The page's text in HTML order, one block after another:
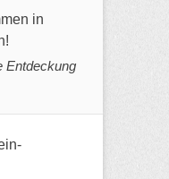
in
Entdeckung